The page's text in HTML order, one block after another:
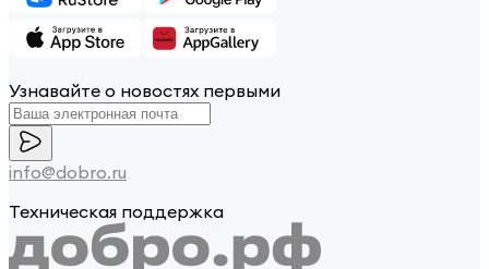
Узнавайте о новостях первыми
info@dobro.ru
Техническая поддержка